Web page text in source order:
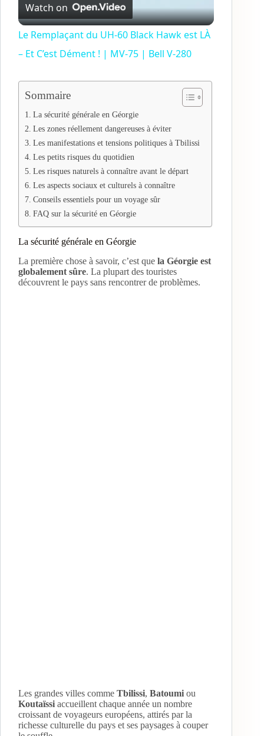
l
a
V
i
d
e
o
Watch on
Le Remplaçant du UH-60 Black Hawk est LÀ
– Et C’est Dément ! | MV-75 | Bell V-280
Sommaire
La sécurité générale en Géorgie
Les zones réellement dangereuses à éviter
Les manifestations et tensions politiques à Tbilissi
Les petits risques du quotidien
Les risques naturels à connaître avant le départ
Les aspects sociaux et culturels à connaître
Conseils essentiels pour un voyage sûr
FAQ sur la sécurité en Géorgie
La sécurité générale en Géorgie
La première chose à savoir, c’est que la Géorgie est
globalement sûre. La plupart des touristes
découvrent le pays sans rencontrer de problèmes.
Les grandes villes comme Tbilissi, Batoumi ou
Koutaïssi accueillent chaque année un nombre
croissant de voyageurs européens, attirés par la
richesse culturelle du pays et ses paysages à couper